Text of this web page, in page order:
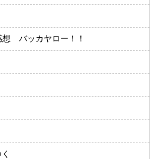
想 バッカヤロー！！